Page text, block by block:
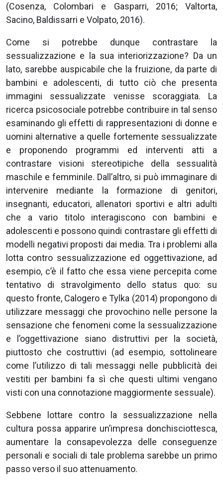
(Cosenza, Colombari e Gasparri, 2016; Valtorta,
Sacino, Baldissarri e Volpato, 2016).
Come si potrebbe dunque contrastare la
sessualizzazione e la sua interiorizzazione? Da un
lato, sarebbe auspicabile che la fruizione, da parte di
bambini e adolescenti, di tutto ciò che presenta
immagini sessualizzate venisse scoraggiata. La
ricerca psicosociale potrebbe contribuire in tal senso
esaminando gli effetti di rappresentazioni di donne e
uomini alternative a quelle fortemente sessualizzate
e proponendo programmi ed interventi atti a
contrastare visioni stereotipiche della sessualità
maschile e femminile. Dall’altro, si può immaginare di
intervenire mediante la formazione di genitori,
insegnanti, educatori, allenatori sportivi e altri adulti
che a vario titolo interagiscono con bambini e
adolescenti e possono quindi contrastare gli effetti di
modelli negativi proposti dai media. Tra i problemi alla
lotta contro sessualizzazione ed oggettivazione, ad
esempio, c’è il fatto che essa viene percepita come
tentativo di stravolgimento dello status quo: su
questo fronte, Calogero e Tylka (2014) propongono di
utilizzare messaggi che provochino nelle persone la
sensazione che fenomeni come la sessualizzazione
e l’oggettivazione siano distruttivi per la società,
piuttosto che costruttivi (ad esempio, sottolineare
come l’utilizzo di tali messaggi nelle pubblicità dei
vestiti per bambini fa sì che questi ultimi vengano
visti con una connotazione maggiormente sessuale).
Sebbene lottare contro la sessualizzazione nella
cultura possa apparire un’impresa donchisciottesca,
aumentare la consapevolezza delle conseguenze
personali e sociali di tale problema sarebbe un primo
passo verso il suo attenuamento.